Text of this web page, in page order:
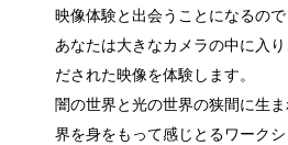
映像体験と出会うことになるので
あなたは大きなカメラの中に入
だされた映像を体験します。
闇の世界と光の世界の狭間に生
界を身をもって感じとるワークシ